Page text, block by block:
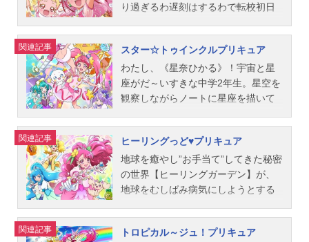
高木洋製作担当：山崎尊宗美術デザ
ヨシ子キャラクターデザイン：佐藤
雅将アニメーション制作：東映アニ
メーション主題歌OP：「ハピネスチ
ャージプリキュア！WOW!」仲谷明
香ED...
リンセスプリキュア』の使命なんだ
ためにも悪いやつらに閉ざされた夢
の扉はわたしが開いてみせる！！作
品名Go！プリンセスプリキュア放送
形態TVアニメシリーズプリキュアス
ケジュール2015年2月1日（日）～20
話数全50話キャスト春野はるか／キ
ュアフローラ：嶋村侑海藤みなみ／
キュアマーメイド：浅野真澄天ノ川
きらら／キュアトゥインクル：山村
響紅城...
コは“ある物”を探しにみらいの住む世
に、よく見ると二人は同じペンダン
トをつけていて…。そんな中、闇の
魔法つかい・ドクロクシーの仲間・
バッティが二人の前に現れます！
「リンクルストーン・エメラルド」
らリコも、「リンクルストーン・エ
メラルド」を探しているらしく
て…。バッティの闇の魔法で生まれ
た怪物ヨクバールに追い詰められた
その時…みらいとリコ、そしてモフ
ュアップ・ラパパ！』ととなえる
と、ペンダントが光輝きます。そし
ていました。そこへ「キラキラル」
ーキを真っ黒にしてしまいます。
「大好き」という想いがつまったシ
ョートケーキを守るため、いちかは
伝説のパティシエ・プリキュア「キ
ュアホイップ」に変身するので
アアラモード放送形態TVアニメシリ
ーズプリキュアスケジュール2017年
2月5日（日）～2018年1月28日
（日）テレビ朝日にて話数全49話キ
ャスト宇佐美いちか／キュアホイッ
カスタード：福原遥立神あおい／キ
ュアジェラート：村中知琴爪ゆかり
り過ぎるわ遅刻はするわで転校初日
会いもあったりまた明日からの日々
に胸躍らせていたところ、空から降
ってきた不思議な赤ちゃん「はぐた
ん」と、そのお世話係（？）のハム
スター「ハリー」と出会います。そ
織がはぐたんの持つ「ミライクリス
タル」を狙って現れ、怪物を出して
襲ってきたのです。はぐたんを守り
たい！というはなの強い気持ちによ
って新たなミライクリスタルが生ま
キュアエールに変身します。ミライ
クリスタルとは、この世界にあふれ
関連記事
スター☆トゥインクルプリキュア
わたし、《星奈ひかる》！宇宙と星
座がだ～いすきな中学2年生。星空を
観察しながらノートに星座を描いて
がワープしてきたのっ！それから、
空からロケットが落ちてきて、宇宙
人の《ララ》と《プルンス》までや
ってきた！ …あなたたち、ホンモ
ノの宇宙人!? キラやば～っ☆地球
しぞらかい》の中心部にある聖域
《スターパレス》では《12星座のス
関連記事
ヒーリングっど♥プリキュア
地球を癒やし”お手当て”してきた秘密
の世界【ヒーリングガーデン】が、
地球をむしばみ病気にしようとする
機に陥ったため、地球が大ピンチに!
このピンチを救うため、逃げのびた3
関連記事
トロピカル～ジュ！プリキュア